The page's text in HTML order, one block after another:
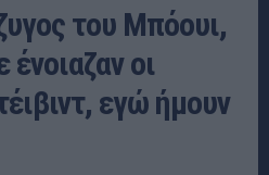
του Μπόουι,
οι
εγώ ήμουν